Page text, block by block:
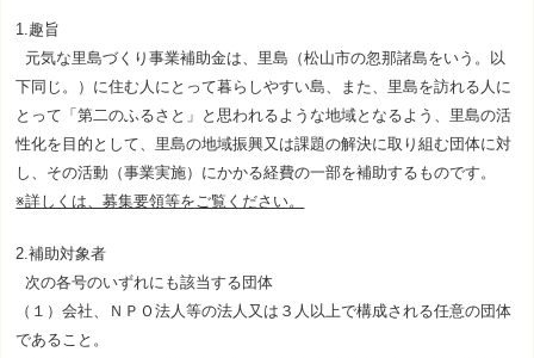
1.趣旨
元気な里島づくり事業補助金は、里島（松山市の忽那諸島をいう。以
下同じ。）に住む人にとって暮らしやすい島、また、里島を訪れる人に
とって「第二のふるさと」と思われるような地域となるよう、里島の活
性化を目的として、里島の地域振興又は課題の解決に取り組む団体に対
し、その活動（事業実施）にかかる経費の一部を補助するものです。
※詳しくは、募集要領等をご覧ください。
2.補助対象者
次の各号のいずれにも該当する団体
（１）会社、ＮＰＯ法人等の法人又は３人以上で構成される任意の団体
であること。